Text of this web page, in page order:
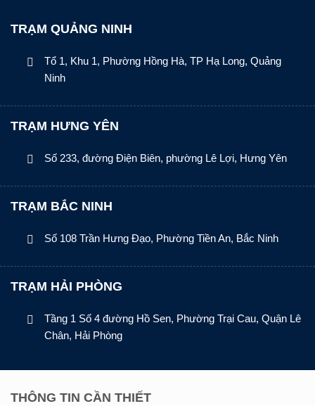
TRẠM QUẢNG NINH
Tổ 1, Khu 1, Phường Hồng Hà, TP Hạ Long, Quảng
Ninh
TRẠM HƯNG YÊN
Số 233, đường Điện Biên, phường Lê Lợi, Hưng Yên
TRẠM BẮC NINH
Số 108 Trần Hưng Đạo, Phường Tiền An, Bắc Ninh
TRẠM HẢI PHÒNG
Tầng 1 Số 4 đường Hồ Sen, Phường Trại Cau, Quận Lê
Chân, Hải Phòng
THÔNG TIN CẦN THIẾT